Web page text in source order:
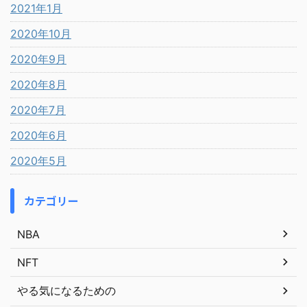
2021年1月
2020年10月
2020年9月
2020年8月
2020年7月
2020年6月
2020年5月
カテゴリー
NBA
NFT
やる気になるための